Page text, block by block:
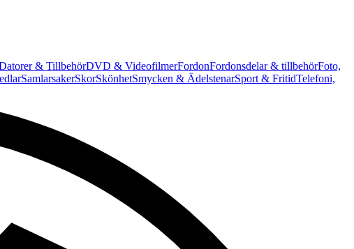
& TillbehörDVD & VideofilmerFordonFordonsdelar & tillbehörFoto,
SamlarsakerSkorSkönhetSmycken & ÄdelstenarSport & FritidTelefoni,